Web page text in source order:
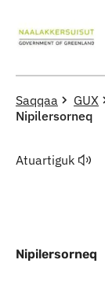
Saqqaa GUX
Nipilersorneq
Atuartiguk
Nipilersorneq